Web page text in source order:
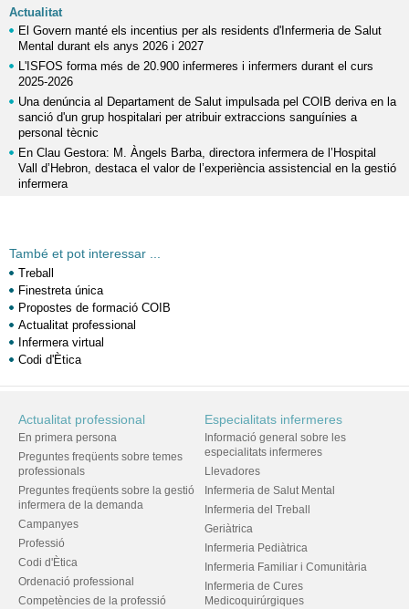
Actualitat
El Govern manté els incentius per als residents d'Infermeria de Salut
Mental durant els anys 2026 i 2027
L'ISFOS forma més de 20.900 infermeres i infermers durant el curs
2025-2026
Una denúncia al Departament de Salut impulsada pel COIB deriva en la
sanció d'un grup hospitalari per atribuir extraccions sanguínies a
personal tècnic
En Clau Gestora: M. Àngels Barba, directora infermera de l’Hospital
Vall d’Hebron, destaca el valor de l’experiència assistencial en la gestió
infermera
També et pot interessar ...
Treball
Finestreta única
Propostes de formació COIB
Actualitat professional
Infermera virtual
Codi d'Ètica
Actualitat professional
En primera persona
Preguntes freqüents sobre temes
professionals
Preguntes freqüents sobre la gestió
infermera de la demanda
Campanyes
Professió
Codi d'Ètica
Ordenació professional
Competències de la professió
Especialitats infermeres
Informació general sobre les
especialitats infermeres
Llevadores
Infermeria de Salut Mental
Infermeria del Treball
Geriàtrica
Infermeria Pediàtrica
Infermeria Familiar i Comunitària
Infermeria de Cures
Medicoquirúrgiques